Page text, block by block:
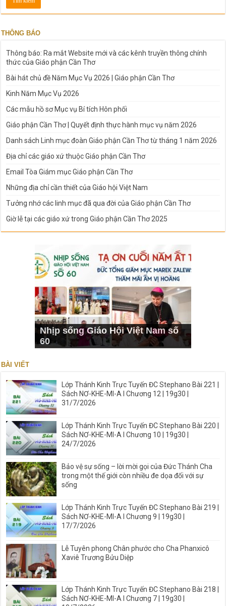
THÔNG BÁO
Thông báo: Ra mắt Website mới và các kênh truyền thông chính
thức của Giáo phận Cần Thơ
Bài hát chủ đề Năm Mục Vụ 2026 | Giáo phận Cần Thơ
Kinh Năm Mục Vụ 2026
Các mẫu hồ sơ Mục vụ Bí tích Hôn phối
Giáo phận Cần Thơ | Quyết định thực hành mục vụ năm 2026
Danh sách Linh mục đoàn Giáo phận Cần Thơ từ tháng 1 năm 2026
Địa chỉ các giáo xứ thuộc Giáo phận Cần Thơ
Email Tòa Giám mục Giáo phận Cần Thơ
Những địa chỉ cần thiết của Giáo hội Việt Nam
Tưởng nhớ các linh mục đã qua đời của Giáo phận Cần Thơ
Giờ lễ tại các giáo xứ trong Giáo phận Cần Thơ 2025
Nhịp sống Giáo Hội Việt Nam số
60
BÀI VIẾT
Lớp Thánh Kinh Trực Tuyến ĐC Stephano Bài 221 |
Sách NƠ-KHE-MI-A I Chương 12 | 19g30 |
31/7/2026
Lớp Thánh Kinh Trực Tuyến ĐC Stephano Bài 220 |
Sách NƠ-KHE-MI-A I Chương 10 | 19g30 |
24/7/2026
Bảo vệ sự sống – lời mời gọi của Đức Thánh Cha
trong một thế giới còn nhiều đe dọa đối với sự
sống
Lớp Thánh Kinh Trực Tuyến ĐC Stephano Bài 219 |
Sách NƠ-KHE-MI-A I Chương 9 | 19g30 |
17/7/2026
Lễ Tuyên phong Chân phước cho Cha Phanxicô
Xaviê Trương Bửu Diệp
Lớp Thánh Kinh Trực Tuyến ĐC Stephano Bài 218 |
Sách NƠ-KHE-MI-A I Chương 7 | 19g30 |